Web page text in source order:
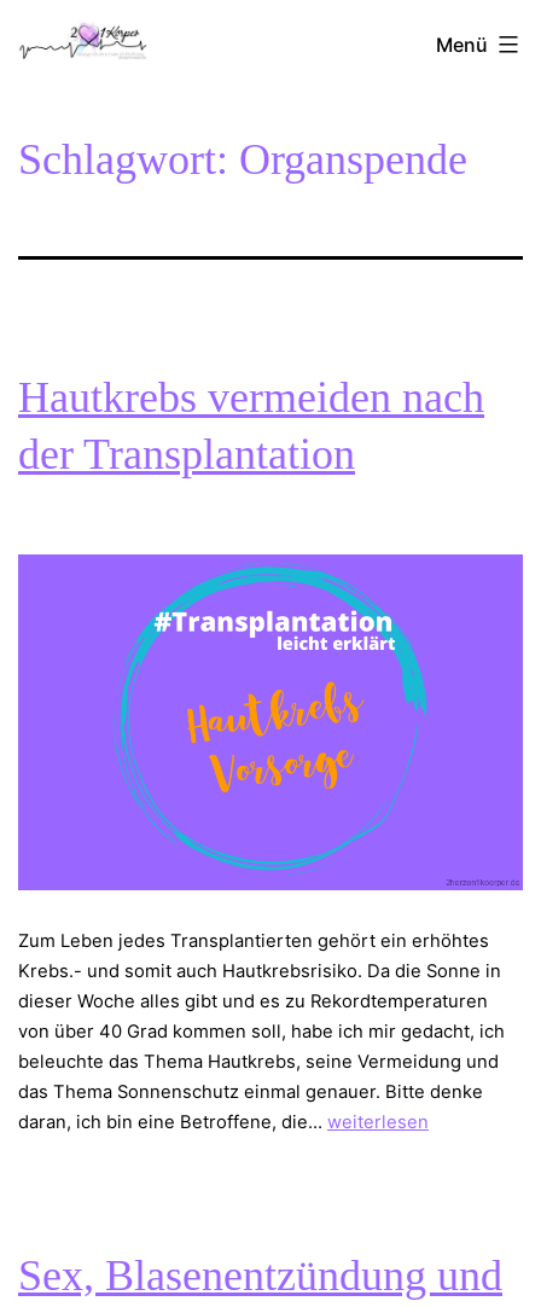
Inhalt2Herzen1Körper Menü
Schlagwort: Organspende
Hautkrebs vermeiden nach
der Transplantation
Zum Leben jedes Transplantierten gehört ein erhöhtes
Krebs.- und somit auch Hautkrebsrisiko. Da die Sonne in
dieser Woche alles gibt und es zu Rekordtemperaturen
von über 40 Grad kommen soll, habe ich mir gedacht, ich
beleuchte das Thema Hautkrebs, seine Vermeidung und
das Thema Sonnenschutz einmal genauer. Bitte denke
daran, ich bin eine Betroffene, die… Hautkrebs
weiterlesen
Sex, Blasenentzündung und